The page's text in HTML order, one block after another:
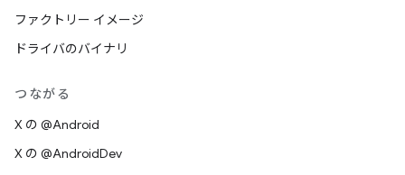
ファクトリー イメージ
ドライバのバイナリ
つながる
X の @Android
X の @AndroidDev